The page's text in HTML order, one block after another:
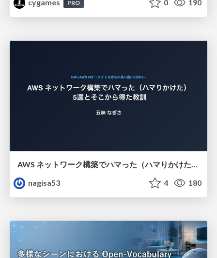
cygames PRO 0 190
AWS ネットワーク構築でハマった（ハマりかけた） 5選とそこから得た教訓
nagisa53
4 180